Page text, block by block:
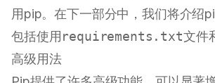
用pip。在下一部分中，我们将介绍
包括使用 requirements.txt文件
高级用法